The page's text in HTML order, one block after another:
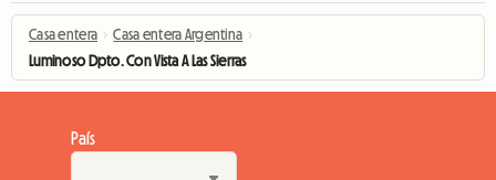
Casa entera › Casa entera Argentina ›
Luminoso Dpto. Con Vista A Las Sierras
País